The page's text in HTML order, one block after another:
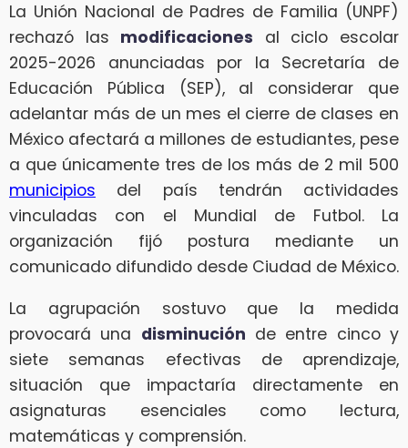
La Unión Nacional de Padres de Familia (UNPF)
rechazó las modificaciones al ciclo escolar
2025-2026 anunciadas por la Secretaría de
Educación Pública (SEP), al considerar que
adelantar más de un mes el cierre de clases en
México afectará a millones de estudiantes, pese
a que únicamente tres de los más de 2 mil 500
municipios del país tendrán actividades
vinculadas con el Mundial de Futbol. La
organización fijó postura mediante un
comunicado difundido desde Ciudad de México.
La agrupación sostuvo que la medida
provocará una disminución de entre cinco y
siete semanas efectivas de aprendizaje,
situación que impactaría directamente en
asignaturas esenciales como lectura,
matemáticas y comprensión.